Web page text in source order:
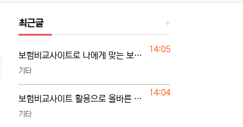
최근글
등록일
14:05
보험비교사이트로 나에게 맞는 보험 찾는 기준
기타
등록일
14:04
보험비교사이트 활용으로 올바른 보험 선택하기
기타